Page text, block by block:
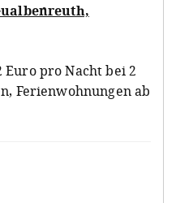
pro Nacht bei 2
Ferienwohnungen ab